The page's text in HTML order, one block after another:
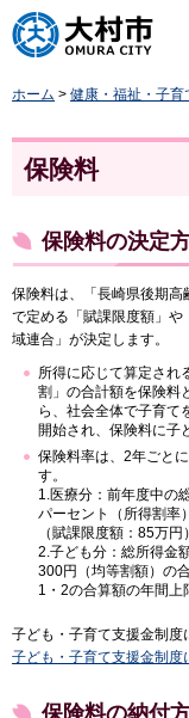
大村市
ホーム > 健康・福祉・子育
保険料
保険料の決定
保険料は、「長崎県後期高
で定める「賦課限度額」
域連合」が決定します。
所得に応じて算定され
割」の合計額を保険料
ら、社会全体で子育て
開始され、保険料に子
保険料率は、2年ごと
す。
1.医療分：前年度中の
パーセント（所得割率
（賦課限度額：85万円）
2.子ども分：総所得金
300円（均等割額）の
1・2の合算額の年間上
子ども・子育て支援金制度
子ども・子育て支援金制度